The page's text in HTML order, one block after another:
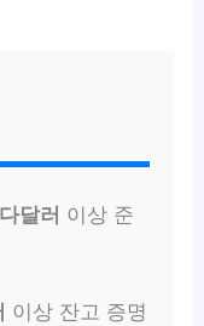
달러 이상 준
이상 잔고 증명